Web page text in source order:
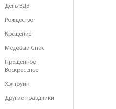
День ВДВ
Рождество
Крещение
Медовый Спас
Прощенное
Воскресенье
Хэллоуин
Другие праздники